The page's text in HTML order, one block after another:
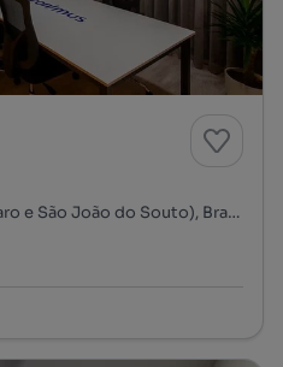
Braga (São José de São Lázaro e São João do Souto), Braga, Braga